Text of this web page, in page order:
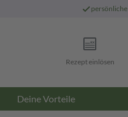
persönliche
Rezept einlösen
Deine Vorteile